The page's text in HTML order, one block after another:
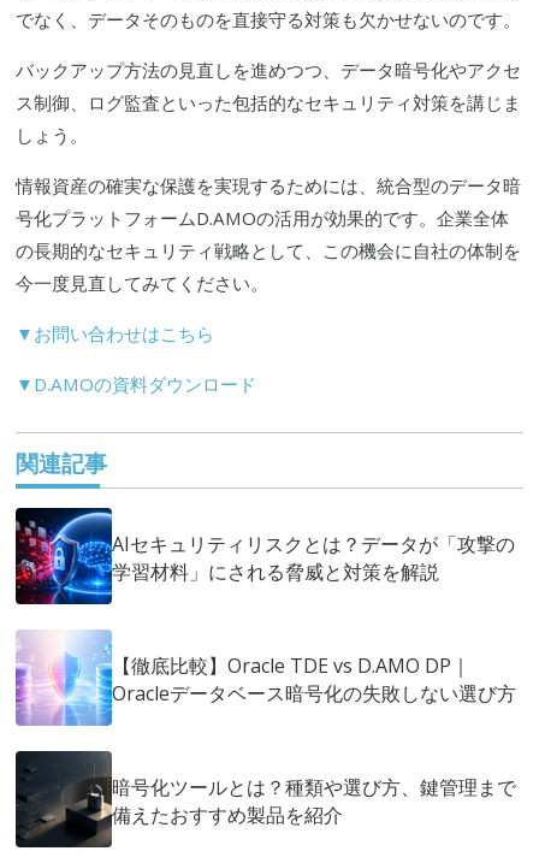
でなく、データそのものを直接守る対策も欠かせないのです。
バックアップ方法の見直しを進めつつ、データ暗号化やアクセ
ス制御、ログ監査といった包括的なセキュリティ対策を講じま
しょう。
情報資産の確実な保護を実現するためには、統合型のデータ暗
号化プラットフォームD.AMOの活用が効果的です。企業全体
の長期的なセキュリティ戦略として、この機会に自社の体制を
今一度見直してみてください。
▼お問い合わせはこちら
▼D.AMOの資料ダウンロード
関連記事
AIセキュリティリスクとは？データが「攻撃の
学習材料」にされる脅威と対策を解説
【徹底比較】Oracle TDE vs D.AMO DP｜
Oracleデータベース暗号化の失敗しない選び方
暗号化ツールとは？種類や選び方、鍵管理まで
備えたおすすめ製品を紹介